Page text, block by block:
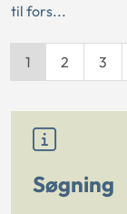
til fors...
1 2 3
Søgning